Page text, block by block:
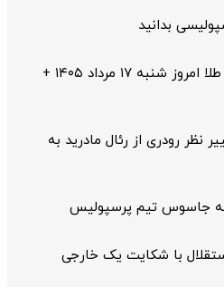
بدانید
قیمت سکه و قیمت طلا امروز شنبه ۱۷ مرداد ۱۴۰۵ +
نظر رودری از رئال مادرید به
به جاسوس تیم پرسپولیس
با شکایت یک خارجی